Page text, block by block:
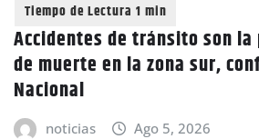
Accidentes de tránsito son
de muerte en la zona sur,
Nacional
noticias Ago 5, 2026